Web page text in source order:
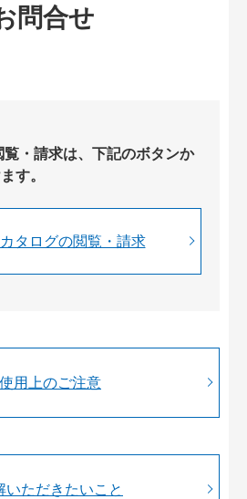
問合せ
・請求は、下記のボタンか
す。
タログの閲覧・請求
用上のご注意
いただきたいこと